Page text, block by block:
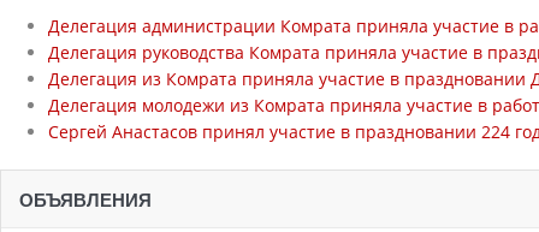
Делегация администрации Комрата приняла участие в
Делегация руководства Комрата приняла участие в
Делегация из Комрата приняла участие в праздновании
Делегация молодежи из Комрата приняла участие в
Сергей Анастасов принял участие в праздновании 224
ОБЪЯВЛЕНИЯ